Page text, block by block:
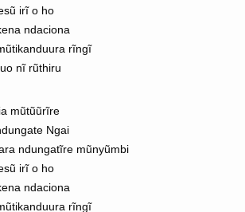
irĩ o ho
ndaciona
rĩngĩ
nĩ rũthiru
mũtũũrĩre
Ngai
ndungatĩre mũnyũmbi
irĩ o ho
ndaciona
rĩngĩ